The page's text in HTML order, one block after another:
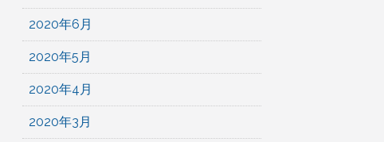
2020年6月
2020年5月
2020年4月
2020年3月